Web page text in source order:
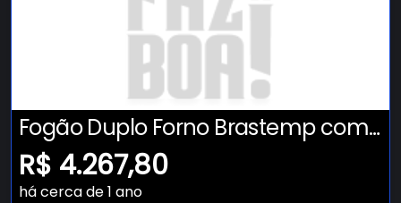
Fogão Duplo Forno Brastemp com
Tecnologia Air Fryer Pro - BFD5LAE
R$ 4.267,80
há cerca de 1 ano